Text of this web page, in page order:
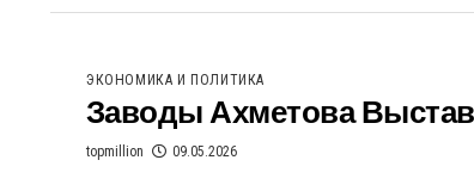
ЭКОНОМИКА И ПОЛИТИКА
Заводы Ахметова
topmillion 09.05.2026